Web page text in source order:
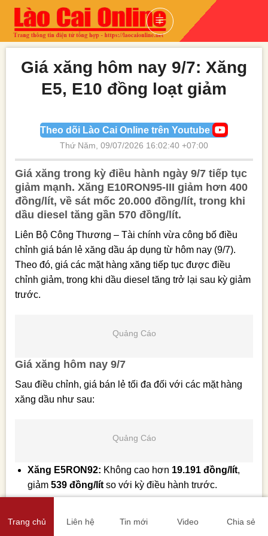
Skip
content
Giá xăng hôm nay 9/7: Xăng E5,
E10 đồng loạt giảm
Theo dõi Lào Cai Online trên Youtube
Thứ Năm, 09/07/2026 16:02:40 +07:00
Giá xăng trong kỳ điều hành ngày 9/7 tiếp tục
giảm mạnh. Xăng E10RON95-III giảm hơn 400
đồng/lít, về sát mốc 20.000 đồng/lít, trong khi
dầu diesel tăng gần 570 đồng/lít.
Liên Bộ Công Thương – Tài chính vừa công bố điều
chỉnh giá bán lẻ xăng dầu áp dụng từ hôm nay (9/7).
Theo đó, giá các mặt hàng xăng tiếp tục được điều
chỉnh giảm, trong khi dầu diesel tăng trở lại sau kỳ giảm
trước.
Quảng Cáo
Trang chủ Liên hệ Tin mới Video Chia sẻ